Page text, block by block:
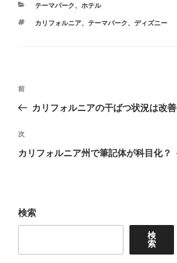
カ
ゴ
テーマパーク、 ホテル
タ
カリフォルニア、 テーマパーク、 ディズニー
投
ビ
ゲ
ン
前
の
稿
前
カリフォルニアの干ばつ状況は改善
次
の
次
カリフォルニア州で筆記体が科目化？
検索
検
索